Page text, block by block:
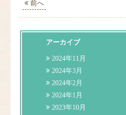
前へ
アーカイブ
2024年11月
2024年3月
2024年2月
2024年1月
2023年10月